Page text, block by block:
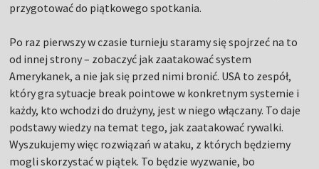
przygotować do piątkowego spotkania.
Po raz pierwszy w czasie turnieju staramy się spojrzeć na to
od innej strony – zobaczyć jak zaatakować system
Amerykanek, a nie jak się przed nimi bronić. USA to zespół,
który gra sytuacje break pointowe w konkretnym systemie i
każdy, kto wchodzi do drużyny, jest w niego włączany. To daje
podstawy wiedzy na temat tego, jak zaatakować rywalki.
Wyszukujemy więc rozwiązań w ataku, z których będziemy
mogli skorzystać w piątek. To będzie wyzwanie, bo